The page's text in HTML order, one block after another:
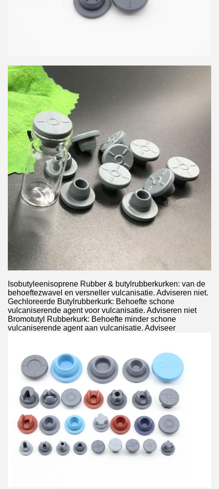
Isobutyleenisoprene Rubber & butylrubberkurken: van de
behoeftezwavel en versneller vulcanisatie. Adviseren niet.
Gechloreerde Butylrubberkurk: Behoefte schone
vulcaniserende agent voor vulcanisatie. Adviseren niet
Bromotutyl Rubberkurk: Behoefte minder schone
vulcaniserende agent aan vulcanisatie. Adviseer